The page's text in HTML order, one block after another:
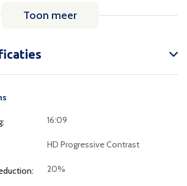
Toon meer
16:09
HD Progressive Contrast
20%